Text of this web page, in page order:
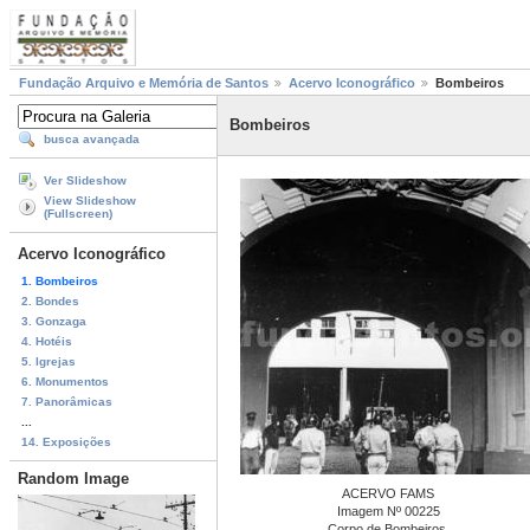
Fundação Arquivo e Memória de Santos Acervo Iconográfico Bombeiros
busca avançada
Ver Slideshow
View Slideshow
(Fullscreen)
Acervo Iconográfico
1. Bombeiros
2. Bondes
3. Gonzaga
4. Hotéis
5. Igrejas
6. Monumentos
7. Panorâmicas
14. Exposições
Random Image
Bombeiros
ACERVO FAMS
Imagem Nº 00225